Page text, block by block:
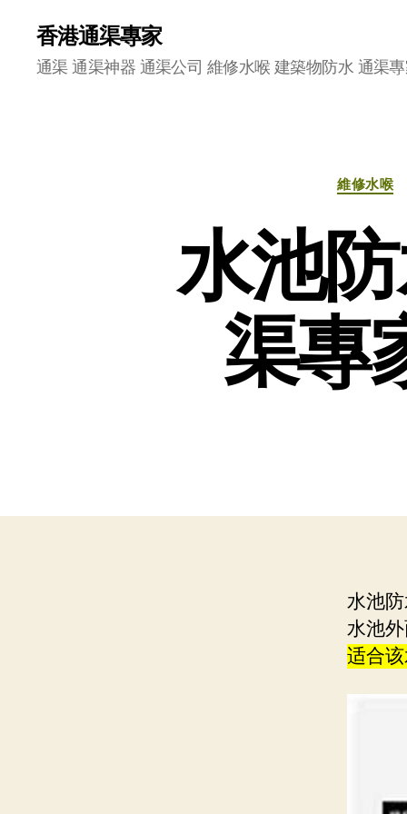
香港通渠專家
通渠 通渠神器 通渠公司 維修水喉 建築物防水 通渠
維修水喉
水池
渠專
水池
水池
适合